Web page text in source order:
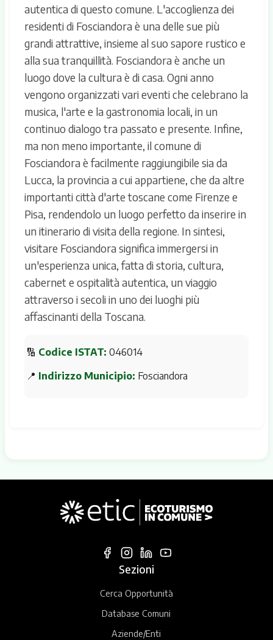
autentica di questo comune. L'accoglienza dei
residenti di Fosciandora è una delle sue più
grandi attrattive, insieme al suo sapore rustico e
alla sua tranquillità. Fosciandora è anche un
luogo dove la cultura è di casa. Ogni anno
vengono organizzati vari eventi che celebrano la
musica, l'arte e la gastronomia locali, in un
continuo dialogo tra passato e presente. Infine,
ma non meno importante, il comune di
Fosciandora è facilmente raggiungibile sia da
Lucca, la provincia a cui appartiene, che da altre
importanti città d'arte toscane come Firenze e
Pisa, rendendolo un luogo perfetto da inserire in
un itinerario di visita della regione. In sintesi,
visitare Fosciandora significa immergersi in
un'esperienza unica, fatta di storia, cultura,
cabernet e ospitalità autentica, un viaggio
attraverso i secoli in uno dei luoghi più
affascinanti della Toscana.
🔢 Codice ISTAT: 046014
📍 Indirizzo Municipio: Fosciandora
Sezioni
Cerca Opportunità
Database Comuni
Aziende/Enti